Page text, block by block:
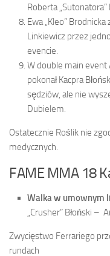
Roberta „Sutonatora”
Ewa „Kleo”
Linkiewicz przez
evencie.
W double main event
pokonał Kacpra
sędziów, ale nie
Dubielem.
Ostatecznie Roślik nie
medycznych.
FAME MMA 18
Walka w umownym
„Crusher” Błoński –
Zwycięstwo Ferrariego
rundach